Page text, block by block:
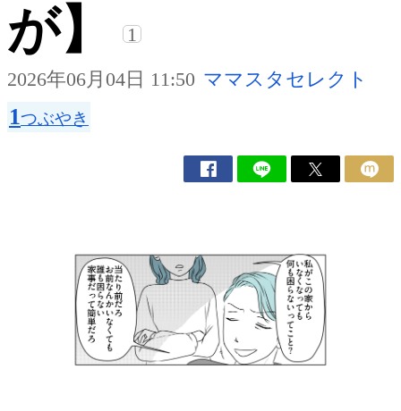
が】
1
2026年06月04日 11:50 ママスタセレクト
1つぶやき